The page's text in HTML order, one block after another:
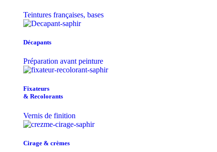
Teintures françaises, bases
Décapants
Préparation avant peinture
Fixateurs
& Recolorants
Vernis de finition
Cirage & crèmes